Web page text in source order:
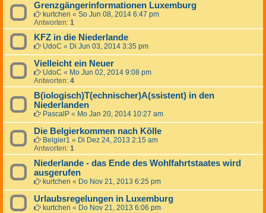
Grenzgängerinformationen Luxemburg
kurtchen « So Jun 08, 2014 6:47 pm
Antworten: 1
KFZ in die Niederlande
UdoC « Di Jun 03, 2014 3:35 pm
Vielleicht ein Neuer
UdoC « Mo Jun 02, 2014 9:08 pm
Antworten: 4
B(iologisch)T(echnischer)A(ssistent) in den
Niederlanden
PascalP « Mo Jan 20, 2014 10:27 am
Die Belgierkommen nach Kölle
Belgier1 « Di Dez 24, 2013 2:15 am
Antworten: 1
Niederlande - das Ende des Wohlfahrtstaates wird
ausgerufen
kurtchen « Do Nov 21, 2013 6:25 pm
Urlaubsregelungen in Luxemburg
kurtchen « Do Nov 21, 2013 6:06 pm